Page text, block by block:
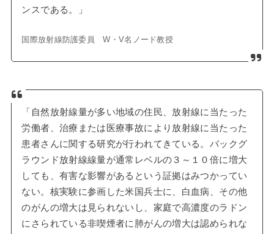
ンスである。」
国際放射線防護委員 W・V名ノード教授
「自然放射線量が多い地域の住民、放射線に当たった
労働者、治療または医療事故により放射線に当たった
患者さんに関する研究が行われてきている。バックグ
ラウンド放射線線量が通常レベルの３～１０倍に増大
しても、有害な影響があるという証拠はみつかってい
ない。核実験に参画した米国兵士に、白血病、その他
のがんの増大は見られないし、家庭で高濃度のラドン
にさられている非喫煙者に肺がんの増大は認められな